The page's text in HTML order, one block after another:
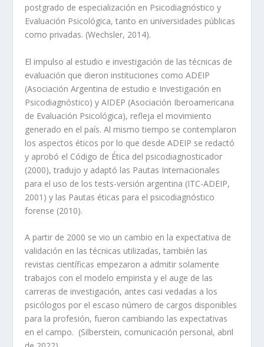
postgrado de especialización en Psicodiagnóstico y
Evaluación Psicológica, tanto en universidades públicas
como privadas. (Wechsler, 2014).
El impulso al estudio e investigación de las técnicas de
evaluación que dieron instituciones como ADEIP
(Asociación Argentina de estudio e Investigación en
Psicodiagnóstico) y AIDEP (Asociación Iberoamericana
de Evaluación Psicológica), refleja el movimiento
generado en el país. Al mismo tiempo se contemplaron
los aspectos éticos por lo que desde ADEIP se redactó
y aprobó el Código de Ética del psicodiagnosticador
(2000), tradujo y adaptó las Pautas Internacionales
para el uso de los tests-versión argentina (ITC-ADEIP,
2001) y las Pautas éticas para el psicodiagnóstico
forense (2010).
A partir de 2000 se vio un cambio en la expectativa de
validación en las técnicas utilizadas, también las
revistas científicas empezaron a admitir solamente
trabajos con el modelo empirista y el auge de las
carreras de investigación, antes casi vedadas a los
psicólogos por el escaso número de cargos disponibles
para la profesión, fueron cambiando las expectativas
en el campo. (Silberstein, comunicación personal, abril